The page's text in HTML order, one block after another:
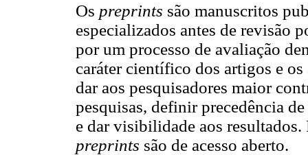
Os preprints são manuscritos
especializados antes de revisão
por um processo de avaliação
caráter científico dos artigos e
dar aos pesquisadores maior
pesquisas, definir precedência
e dar visibilidade aos resultados.
preprints são de acesso aberto.